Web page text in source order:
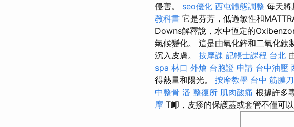
侵害。 seo優化 西屯體態調整 每天將
教科書 它是芬芳，低過敏性和
Downs解釋說，水中恆定的
氣候變化。 這是由氧化鋅和二氧化鈦
沉入皮膚。 按摩課 記帳士課程 台北
spa 林口 外燴 台胞證 申請 台中油壓
得熱量和陽光。 按摩教學 台中 筋膜刀
中整骨 潘 整復所 肌肉酸痛 根據許多
摩 T卹，皮疹的保護蓋或套管不僅可